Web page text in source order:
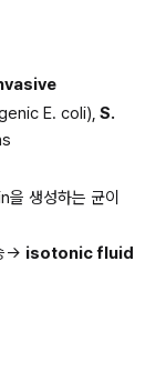
E. coli), S.
생성하는 균이
→ isotonic fluid